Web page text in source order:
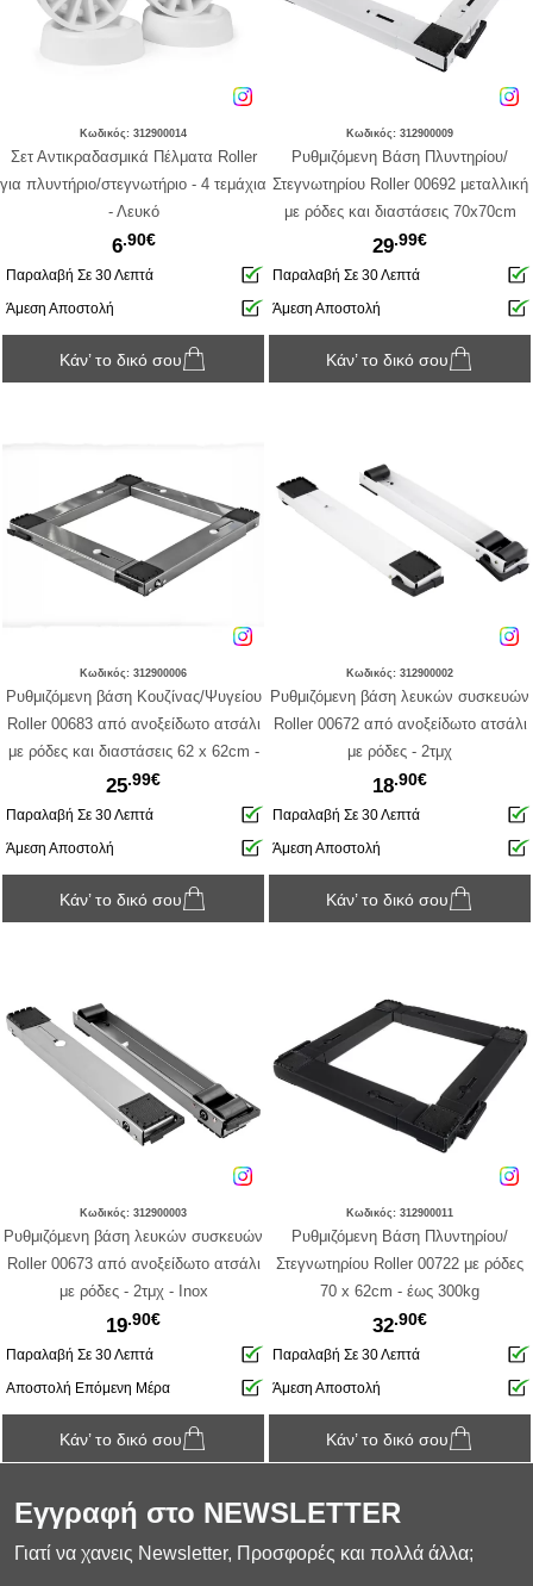
Κωδικός: 312900014
Σετ Αντικραδασμικά Πέλματα Roller
για πλυντήριο/στεγνωτήριο - 4 τεμάχια
- Λευκό
6.90€
Παραλαβή Σε 30 Λεπτά
Άμεση Αποστολή
Κάν’ το δικό σου
Κωδικός: 312900009
Ρυθμιζόμενη Βάση Πλυντηρίου/
Στεγνωτηρίου Roller 00692 μεταλλική
με ρόδες και διαστάσεις 70x70cm
29.99€
Παραλαβή Σε 30 Λεπτά
Άμεση Αποστολή
Κάν’ το δικό σου
Κωδικός: 312900006
Ρυθμιζόμενη βάση Κουζίνας/Ψυγείου
Roller 00683 από ανοξείδωτο ατσάλι
με ρόδες και διαστάσεις 62 x 62cm -
Inox
25.99€
Παραλαβή Σε 30 Λεπτά
Άμεση Αποστολή
Κάν’ το δικό σου
Κωδικός: 312900002
Ρυθμιζόμενη βάση λευκών συσκευών
Roller 00672 από ανοξείδωτο ατσάλι
με ρόδες - 2τμχ
18.90€
Παραλαβή Σε 30 Λεπτά
Άμεση Αποστολή
Κάν’ το δικό σου
Κωδικός: 312900003
Ρυθμιζόμενη βάση λευκών συσκευών
Roller 00673 από ανοξείδωτο ατσάλι
με ρόδες - 2τμχ - Inox
19.90€
Παραλαβή Σε 30 Λεπτά
Αποστολή Επόμενη Μέρα
Κάν’ το δικό σου
Κωδικός: 312900011
Ρυθμιζόμενη Βάση Πλυντηρίου/
Στεγνωτηρίου Roller 00722 με ρόδες
70 x 62cm - έως 300kg
32.90€
Παραλαβή Σε 30 Λεπτά
Άμεση Αποστολή
Κάν’ το δικό σου
Εγγραφή στο NEWSLETTER
Γιατί να χανεις Newsletter, Προσφορές και πολλά άλλα;